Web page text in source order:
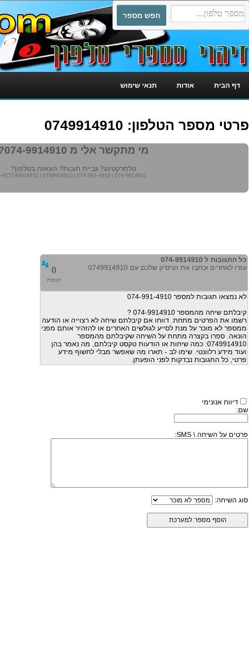
דף הבית אודות תנאי שימוש
פרטי מספר הטלפון: 0749914910
מי מתקשר אלי מ 074-9914910?
טלמרקטינג? גביית חובות? הונאות בטלפון?
+972749914910 | 0749914910 | 074-991-4910 | 074-9914910
0
תגובות
כל התגובות ל 074-9914910
עזרו לאחרים וכתבו את הניסיון שלכם עם 0749914910
לא נמצאו תגובות למספר 074-991-4910
קיבלתם שיחה מהמספר 074-9914910 ?
רשמו את הפרטים מתחת. דווחו אם קיבלתם שיחה לא רצוייה או הודעה
ממספר לא מוכר על מנת לסייע לגולשים האחרים או להזהיר אותם מפני
הונאה. ספרו בקצרה מתחת על השיחה שקיבלתם מהמספר
0749914910: כמה שיחות או הודעות טקסט קיבלתם, מה נאמר בהן
ועוד מידע רלוונטי. שימו לב - תארו מה שאפשר מבלי לחשוף מידע
פרטי, כל התגובות נבדקות לפני הופעתן.
דיווח אנונימי
שם:
פרטים על השיחה \ SMS:
סוג השיחה: